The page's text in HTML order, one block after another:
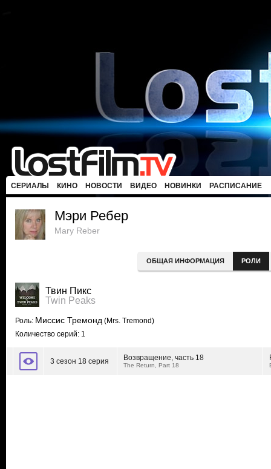
СЕРИАЛЫ КИНО НОВОСТИ ВИДЕО НОВИНКИ РАСПИСАНИЕ
Мэри Ребер
Mary Reber
ОБЩАЯ ИНФОРМАЦИЯ РОЛИ
Твин Пикс
Twin Peaks
Роль: Миссис Тремонд (Mrs. Tremond)
Количество серий: 1
3 сезон 18 серия Возвращение, часть 18
The Return, Part 18